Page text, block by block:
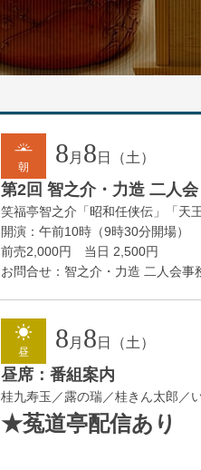
朝 8月 8 日（土）
第2回 智之介・力造 二人会
笑福亭智之介「昭和任侠伝」「天
開演：午前10時（9時30分開場）
前売2,000円 当日 2,500円
お問合せ：智之介・力造 二人会
昼 8月 8 日（土）
昼席：番組案内
桂九寿玉／露の瑞／桂きん太郎／
★菟道亭配信あり